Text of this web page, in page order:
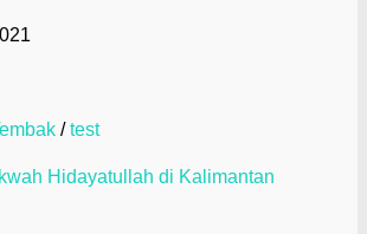
/test
Hidayatullah di Kalimantan